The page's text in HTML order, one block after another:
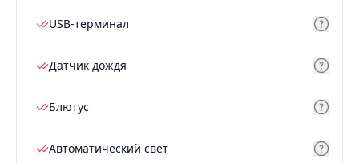
USB-терминал
Датчик дождя
Блютус
Автоматический свет